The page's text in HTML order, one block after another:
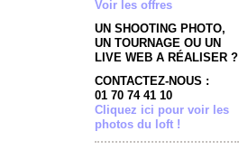
Voir les offres
UN SHOOTING PHOTO,
UN TOURNAGE OU UN
LIVE WEB A RÉALISER ?
CONTACTEZ-NOUS :
01 70 74 41 10
Cliquez ici pour voir les
photos du loft !